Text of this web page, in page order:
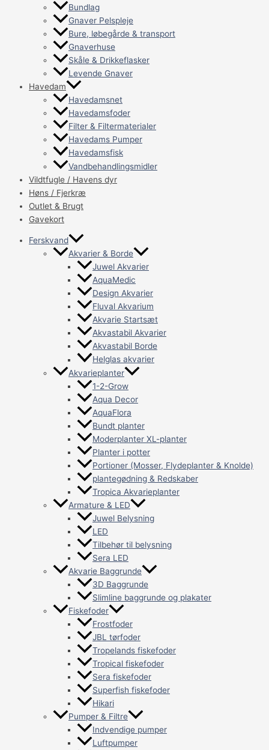
Bundlag
Gnaver Pelspleje
Bure, løbegårde & transport
Gnaverhuse
Skåle & Drikkeflasker
Levende Gnaver
Havedam
Havedamsnet
Havedamsfoder
Filter & Filtermaterialer
Havedams Pumper
Havedamsfisk
Vandbehandlingsmidler
Vildtfugle / Havens dyr
Høns / Fjerkræ
Outlet & Brugt
Gavekort
Ferskvand
Akvarier & Borde
Juwel Akvarier
AquaMedic
Design Akvarier
Fluval Akvarium
Akvarie Startsæt
Akvastabil Akvarier
Akvastabil Borde
Helglas akvarier
Akvarieplanter
1-2-Grow
Aqua Decor
AquaFlora
Bundt planter
Moderplanter XL-planter
Planter i potter
Portioner (Mosser, Flydeplanter & Knolde)
plantegødning & Redskaber
Tropica Akvarieplanter
Armature & LED
Juwel Belysning
LED
Tilbehør til belysning
Sera LED
Akvarie Baggrunde
3D Baggrunde
Slimline baggrunde og plakater
Fiskefoder
Frostfoder
JBL tørfoder
Tropelands fiskefoder
Tropical fiskefoder
Sera fiskefoder
Superfish fiskefoder
Hikari
Pumper & Filtre
Indvendige pumper
Luftpumper